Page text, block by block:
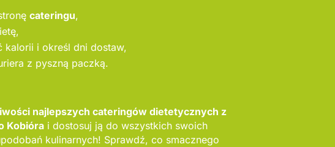
cateringu,
kalorii i określ dni dostaw,
z pyszną paczką.
najlepszych cateringów dietetycznych z
Kobiórai dostosuj ją do wszystkich swoich
kulinarnych! Sprawdź, co smacznego